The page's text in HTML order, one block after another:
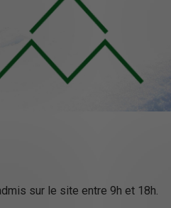
sur le site entre 9h et 18h.